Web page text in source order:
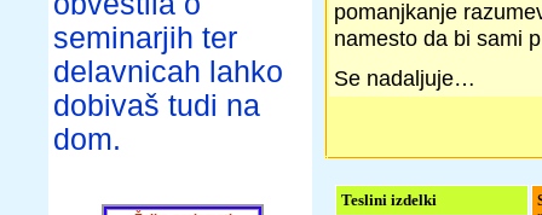
seminarjih ter
delavnicah lahko
dobivaš tudi na
dom.
pomanjkanje
namesto da bi sami
Se nadaljuje…
Teslini izdelki